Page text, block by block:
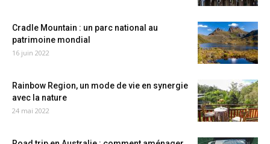
Cradle Mountain : un parc national au
patrimoine mondial
16 juin 2022
Rainbow Region, un mode de vie en synergie
avec la nature
24 mai 2022